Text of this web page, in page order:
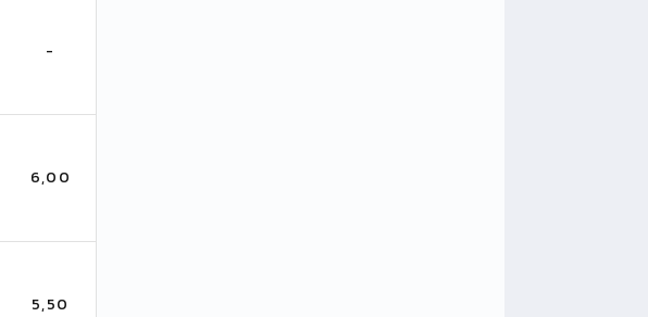
-
6,00
5,50